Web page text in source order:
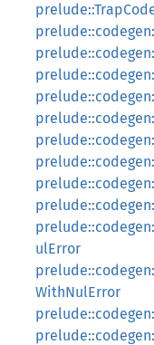
ulError
WithNulError